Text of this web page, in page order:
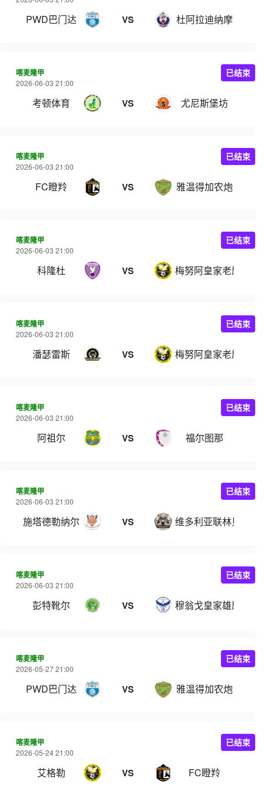
PWD巴门达 VS 杜阿拉迪纳摩
喀麦隆甲
2026-06-03 21:00
考顿体育 VS 尤尼斯堡坊
已结束
喀麦隆甲
2026-06-03 21:00
FC瞪羚 VS 雅温得加农炮
已结束
喀麦隆甲
2026-06-03 21:00
科隆杜 VS 梅努阿皇家老鹰
已结束
喀麦隆甲
2026-06-03 21:00
潘瑟雷斯 VS 梅努阿皇家老鹰
已结束
喀麦隆甲
2026-06-03 21:00
阿祖尔 VS 福尔图那
已结束
喀麦隆甲
2026-06-03 21:00
施塔德勒纳尔 VS 维多利亚联林贝
已结束
喀麦隆甲
2026-06-03 21:00
彭特靴尔 VS 穆翁戈皇家雄鹰
已结束
喀麦隆甲
2026-05-27 21:00
PWD巴门达 VS 雅温得加农炮
已结束
喀麦隆甲
2026-05-24 21:00
艾格勒 VS FC瞪羚
已结束